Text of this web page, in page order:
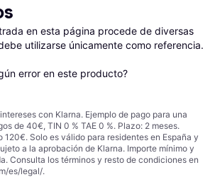
en esta página procede de diversas
utilizarse únicamente como referencia.
error en este producto?
con Klarna. Ejemplo de pago para una
de 40€, TIN 0 % TAE 0 %. Plazo: 2 meses.
120€. Solo es válido para residentes en España y
a la aprobación de Klarna. Importe mínimo y
Consulta los términos y resto de condiciones en
es/legal/.